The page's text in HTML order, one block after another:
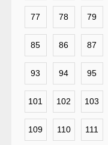
77 78 79
85 86 87
93 94 95
101 102 103
109 110 111